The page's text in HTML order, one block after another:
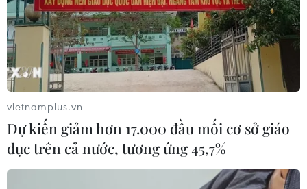
#Nguyễn Phong Việt #Đặng Hồng Quân
#văn học thiếu nhi
vietnamplus.vn
Dự kiến giảm hơn 17.000 đầu mối cơ sở giáo
dục trên cả nước, tương ứng 45,7%